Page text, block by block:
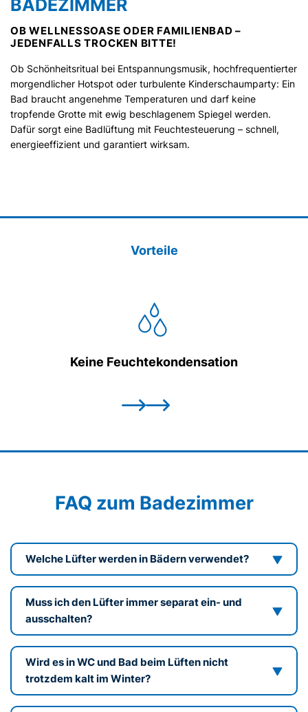
BADEZIMMER
OB WELLNESSOASE ODER FAMILIENBAD –
JEDENFALLS TROCKEN BITTE!
Ob Schönheitsritual bei Entspannungsmusik, hochfrequentierter
morgendlicher Hotspot oder turbulente Kinderschaumparty: Ein
Bad braucht angenehme Temperaturen und darf keine
tropfende Grotte mit ewig beschlagenem Spiegel werden.
Dafür sorgt eine Badlüftung mit Feuchtesteuerung – schnell,
energieeffizient und garantiert wirksam.
Vorteile
Keine Feuchtekondensation
FAQ zum Badezimmer
Welche Lüfter werden in Bädern verwendet?
Muss ich den Lüfter immer separat ein- und
ausschalten?
Wird es in WC und Bad beim Lüften nicht
trotzdem kalt im Winter?